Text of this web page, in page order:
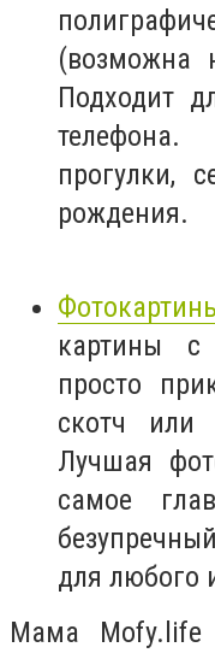
(возможна
Подходит
прогулки,
рождения.
картины
просто
скотч или
Лучшая
самое
для любого
Мама Mofy.life